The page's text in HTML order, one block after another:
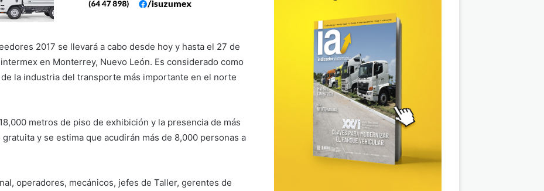
2017 se llevará a cabo desde hoy y hasta el 27 de
en Monterrey, Nuevo León. Es considerado como
la industria del transporte más importante en el norte
metros de piso de exhibición y la presencia de más
y se estima que acudirán más de 8,000 personas a
operadores, mecánicos, jefes de Taller, gerentes de